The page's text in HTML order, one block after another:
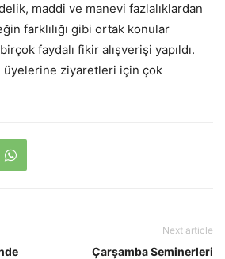
maddi ve manevi fazlalıklardan
farklılığı gibi ortak konular
faydalı fikir alışverişi yapıldı.
üyelerine ziyaretleri için çok
Next article
Çarşamba Seminerleri